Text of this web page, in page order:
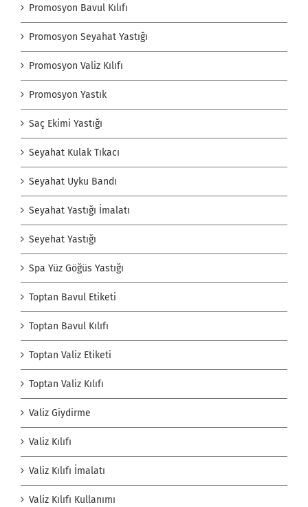
Promosyon Bavul Kılıfı
Promosyon Seyahat Yastığı
Promosyon Valiz Kılıfı
Promosyon Yastık
Saç Ekimi Yastığı
Seyahat Kulak Tıkacı
Seyahat Uyku Bandı
Seyahat Yastığı İmalatı
Seyehat Yastığı
Spa Yüz Göğüs Yastığı
Toptan Bavul Etiketi
Toptan Bavul Kılıfı
Toptan Valiz Etiketi
Toptan Valiz Kılıfı
Valiz Giydirme
Valiz Kılıfı
Valiz Kılıfı İmalatı
Valiz Kılıfı Kullanımı